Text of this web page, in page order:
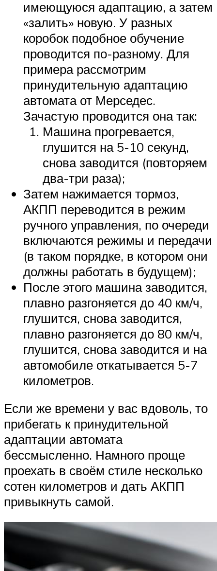
имеющуюся адаптацию, а затем
«залить» новую. У разных
коробок подобное обучение
проводится по-разному. Для
примера рассмотрим
принудительную адаптацию
автомата от Мерседес.
Зачастую проводится она так:
Машина прогревается,
глушится на 5-10 секунд,
снова заводится (повторяем
два-три раза);
Затем нажимается тормоз,
АКПП переводится в режим
ручного управления, по очереди
включаются режимы и передачи
(в таком порядке, в котором они
должны работать в будущем);
После этого машина заводится,
плавно разгоняется до 40 км/ч,
глушится, снова заводится,
плавно разгоняется до 80 км/ч,
глушится, снова заводится и на
автомобиле откатывается 5-7
километров.
Если же времени у вас вдоволь, то
прибегать к принудительной
адаптации автомата
бессмысленно. Намного проще
проехать в своём стиле несколько
сотен километров и дать АКПП
привыкнуть самой.